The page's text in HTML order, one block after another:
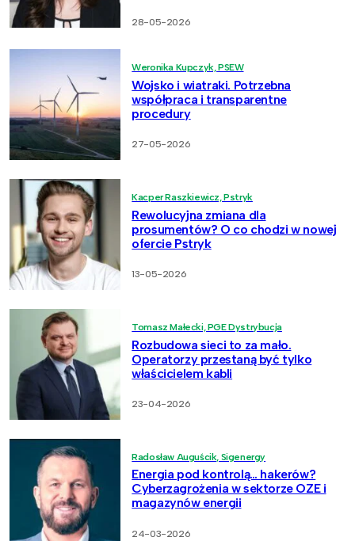
28-05-2026
Weronika Kupczyk, PSEW
Wojsko i wiatraki. Potrzebna
współpraca i transparentne
procedury
27-05-2026
Kacper Raszkiewicz, Pstryk
Rewolucyjna zmiana dla
prosumentów? O co chodzi w nowej
ofercie Pstryk
13-05-2026
Tomasz Małecki, PGE Dystrybucja
Rozbudowa sieci to za mało.
Operatorzy przestaną być tylko
właścicielem kabli
23-04-2026
Radosław Auguścik, Sigenergy
Energia pod kontrolą… hakerów?
Cyberzagrożenia w sektorze OZE i
magazynów energii
24-03-2026